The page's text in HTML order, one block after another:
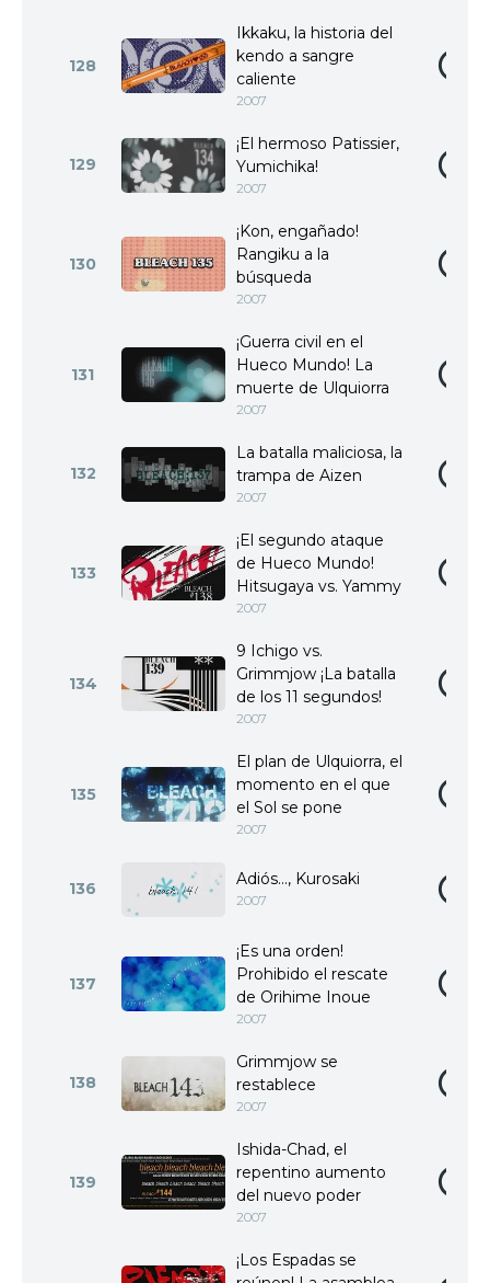
128
Ikkaku, la historia del
kendo a sangre
caliente
2007
129
¡El hermoso Patissier,
Yumichika!
2007
130
¡Kon, engañado!
Rangiku a la
búsqueda
2007
131
¡Guerra civil en el
Hueco Mundo! La
muerte de Ulquiorra
2007
132
La batalla maliciosa, la
trampa de Aizen
2007
133
¡El segundo ataque
de Hueco Mundo!
Hitsugaya vs. Yammy
2007
134
9 Ichigo vs.
Grimmjow ¡La batalla
de los 11 segundos!
2007
135
El plan de Ulquiorra, el
momento en el que
el Sol se pone
2007
136 Adiós..., Kurosaki
2007
137
¡Es una orden!
Prohibido el rescate
de Orihime Inoue
2007
138
Grimmjow se
restablece
2007
139
Ishida-Chad, el
repentino aumento
del nuevo poder
2007
¡Los Espadas se